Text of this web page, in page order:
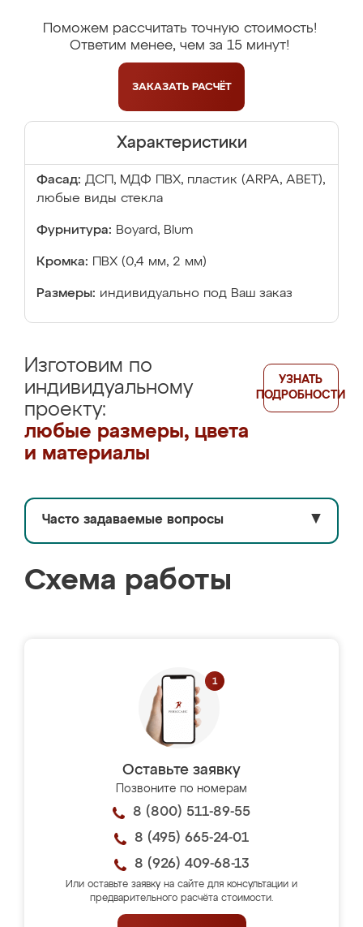
Поможем рассчитать точную стоимость!
Ответим менее, чем за 15 минут!
ЗАКАЗАТЬ РАСЧЁТ
Характеристики
Фасад: ДСП, МДФ ПВХ, пластик (ARPA, ABET),
любые виды стекла
Фурнитура: Boyard, Blum
Кромка: ПВХ (0,4 мм, 2 мм)
Размеры: индивидуально под Ваш заказ
Изготовим по
индивидуальному
проекту:
любые размеры, цвета
и материалы
УЗНАТЬ
ПОДРОБНОСТИ
Часто задаваемые вопросы ▼
Схема работы
Оставьте заявку
Позвоните по номерам
8 (800) 511-89-55
8 (495) 665-24-01
8 (926) 409-68-13
Или оставьте заявку на сайте для консультации и
предварительного расчёта стоимости.